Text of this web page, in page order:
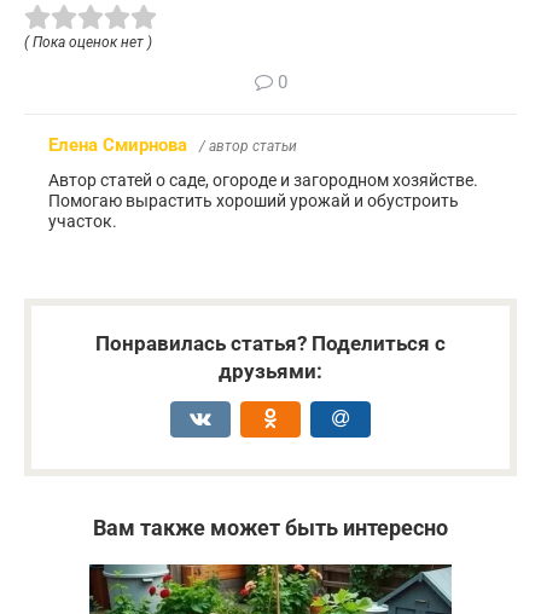
( Пока оценок нет )
0
Елена Смирнова / автор статьи
Автор статей о саде, огороде и загородном хозяйстве.
Помогаю вырастить хороший урожай и обустроить
участок.
Понравилась статья? Поделиться с
друзьями:
Вам также может быть интересно